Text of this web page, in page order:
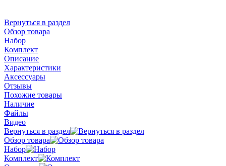
Вернуться в раздел
Обзор товара
Набор
Комплект
Описание
Характеристики
Аксессуары
Отзывы
Похожие товары
Наличие
Файлы
Видео
Вернуться в раздел
Обзор товара
Набор
Комплект